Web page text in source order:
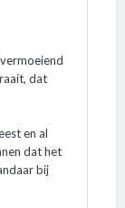
dat
en al
dat het
bij